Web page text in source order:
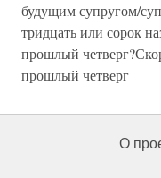
будущим супругом/
тридцать или сорок
прошлый
прошлый четверг
О